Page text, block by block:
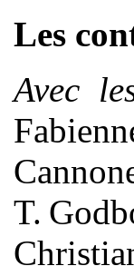
Les
Avec
T.